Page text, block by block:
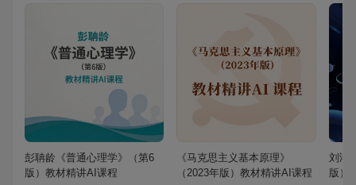
彭聃龄《普通心理学》（第6
版）教材精讲AI课程
《马克思主义基本原理》
（2023年版）教材精讲AI课程
刘鸿
版）